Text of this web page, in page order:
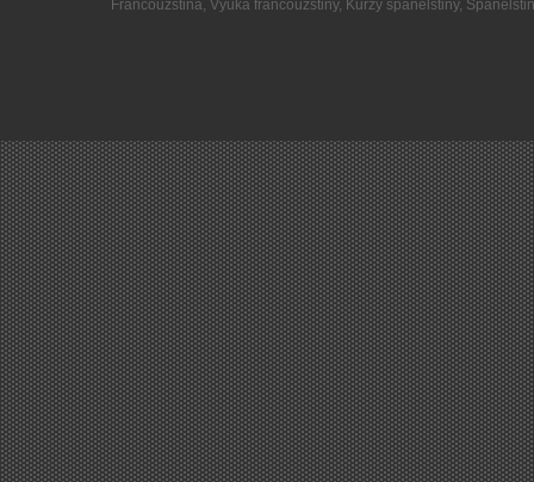
Francouzština,Výuka francouzštiny, Kurzy španělštiny,